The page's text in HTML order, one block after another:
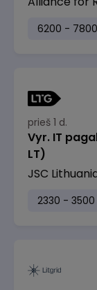
6200 -
prieš 1 d.
Vyr. IT
LT)
JSC
2330 -